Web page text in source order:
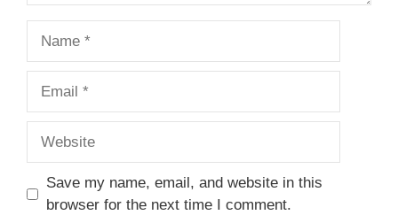
Save my name, email, and website in this
browser for the next time I comment.